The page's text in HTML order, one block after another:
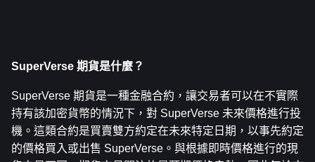
SuperVerse 期貨是什麼？
SuperVerse 期貨是一種金融合約，讓交易者可以在不實際
持有該加密貨幣的情況下，對 SuperVerse 未來價格進行投
機。這類合約是買賣雙方約定在未來特定日期，以事先約定
的價格買入或出售 SuperVerse。與根據即時價格進行的現